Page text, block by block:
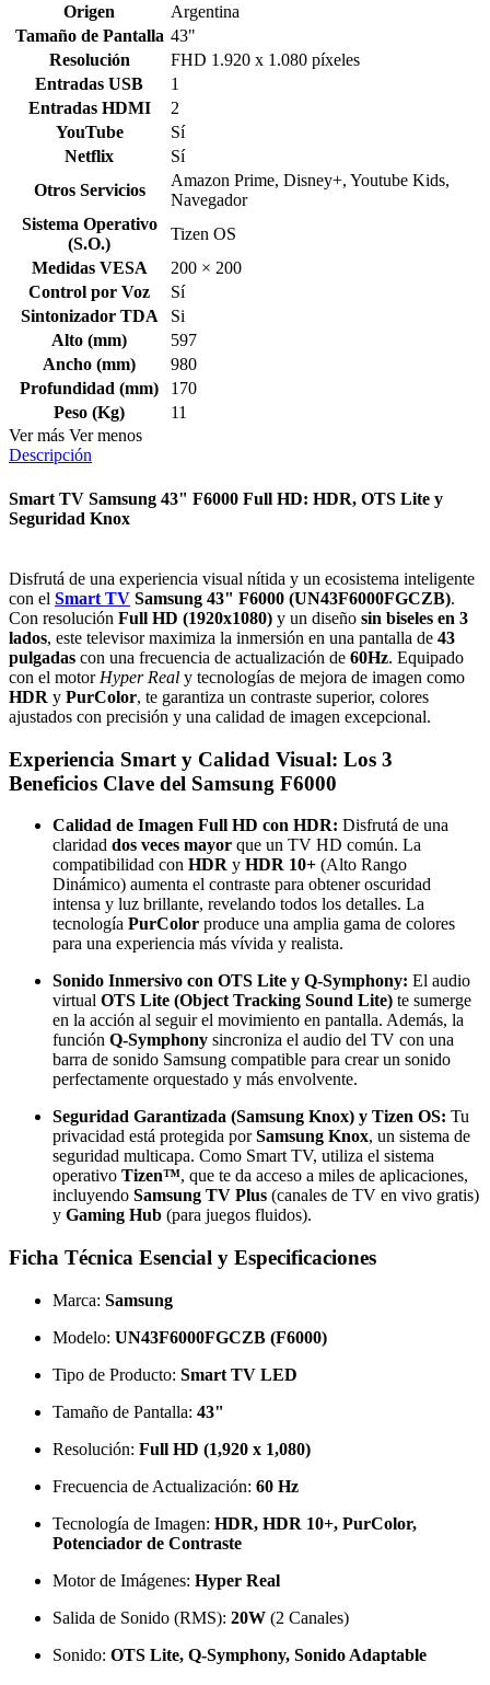
Origen
Argentina
Tamaño de Pantalla 43"
Resolución
FHD 1.920 x 1.080 píxeles
Entradas USB
1
Entradas HDMI
2
YouTube
Sí
Netflix
Sí
Otros Servicios
Amazon Prime, Disney+, Youtube Kids,
Navegador
Sistema Operativo
(S.O.)
Tizen OS
Medidas VESA
200 × 200
Control por Voz
Sí
Sintonizador TDA
Si
Alto (mm)
597
Ancho (mm)
980
Profundidad (mm)
170
Peso (Kg)
11
Ver más Ver menos
Descripción
Smart TV Samsung 43" F6000 Full HD: HDR, OTS Lite y
Seguridad Knox
Disfrutá de una experiencia visual nítida y un ecosistema inteligente
con el Smart TV Samsung 43" F6000 (UN43F6000FGCZB).
Con resolución Full HD (1920x1080) y un diseño sin biseles en 3
lados, este televisor maximiza la inmersión en una pantalla de 43
pulgadas con una frecuencia de actualización de 60Hz. Equipado
con el motor Hyper Real y tecnologías de mejora de imagen como
HDR y PurColor, te garantiza un contraste superior, colores
ajustados con precisión y una calidad de imagen excepcional.
Experiencia Smart y Calidad Visual: Los 3
Beneficios Clave del Samsung F6000
Calidad de Imagen Full HD con HDR: Disfrutá de una
claridad dos veces mayor que un TV HD común. La
compatibilidad con HDR y HDR 10+ (Alto Rango
Dinámico) aumenta el contraste para obtener oscuridad
intensa y luz brillante, revelando todos los detalles. La
tecnología PurColor produce una amplia gama de colores
para una experiencia más vívida y realista.
Sonido Inmersivo con OTS Lite y Q-Symphony: El audio
virtual OTS Lite (Object Tracking Sound Lite) te sumerge
en la acción al seguir el movimiento en pantalla. Además, la
función Q-Symphony sincroniza el audio del TV con una
barra de sonido Samsung compatible para crear un sonido
perfectamente orquestado y más envolvente.
Seguridad Garantizada (Samsung Knox) y Tizen OS: Tu
privacidad está protegida porSamsung Knox, un sistema de
seguridad multicapa. Como Smart TV, utiliza el sistema
operativo Tizen™, que te da acceso a miles de aplicaciones,
incluyendo Samsung TV Plus (canales de TV en vivo gratis)
y Gaming Hub (para juegos fluidos).
Ficha Técnica Esencial y Especificaciones
Marca: Samsung
Modelo: UN43F6000FGCZB (F6000)
Tipo de Producto: Smart TV LED
Tamaño de Pantalla: 43"
Resolución: Full HD (1,920 x 1,080)
Frecuencia de Actualización: 60 Hz
Tecnología de Imagen: HDR, HDR 10+, PurColor,
Potenciador de Contraste
Motor de Imágenes: Hyper Real
Salida de Sonido (RMS): 20W (2 Canales)
Sonido: OTS Lite, Q-Symphony, Sonido Adaptable